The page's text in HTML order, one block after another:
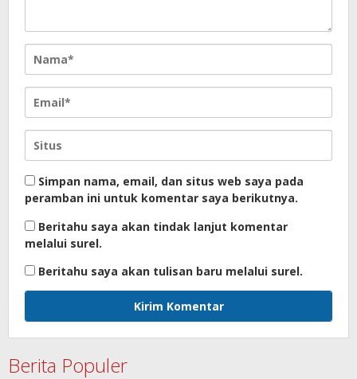
Simpan nama, email, dan situs web saya pada
peramban ini untuk komentar saya berikutnya.
Beritahu saya akan tindak lanjut komentar
melalui surel.
Beritahu saya akan tulisan baru melalui surel.
Berita Populer